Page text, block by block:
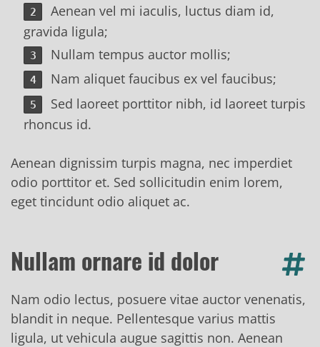
Aenean vel mi iaculis, luctus diam id,
gravida ligula;
Nullam tempus auctor mollis;
Nam aliquet faucibus ex vel faucibus;
Sed laoreet porttitor nibh, id laoreet turpis
rhoncus id.
Aenean dignissim turpis magna, nec imperdiet
odio porttitor et. Sed sollicitudin enim lorem,
eget tincidunt odio aliquet ac.
Nullam ornare id dolor
Nam odio lectus, posuere vitae auctor venenatis,
blandit in neque. Pellentesque varius mattis
ligula, ut vehicula augue sagittis non. Aenean